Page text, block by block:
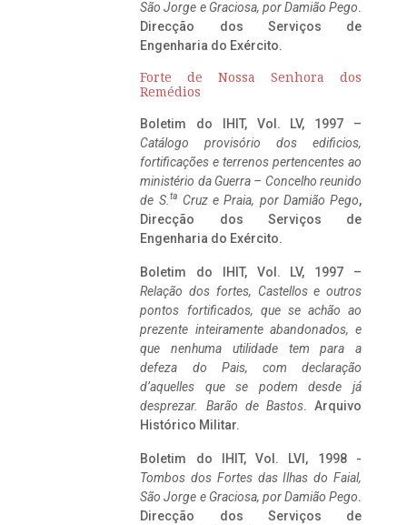
São Jorge e Graciosa, por Damião Pego.
Direcção dos Serviços de
Engenharia do Exército.
Forte de Nossa Senhora dos
Remédios
Boletim do IHIT, Vol. LV, 1997 –
Catálogo provisório dos edificios,
fortificações e terrenos pertencentes ao
ministério da Guerra – Concelho reunido
de S. ta Cruz e Praia, por Damião Pego,
Direcção dos Serviços de
Engenharia do Exército.
Boletim do IHIT, Vol. LV, 1997 –
Relação dos fortes, Castellos e outros
pontos fortificados, que se achão ao
prezente inteiramente abandonados, e
que nenhuma utilidade tem para a
defeza do Pais, com declaração
d’aquelles que se podem desde já
desprezar. Barão de Bastos. Arquivo
Histórico Militar.
Boletim do IHIT, Vol. LVI, 1998 -
Tombos dos Fortes das Ilhas do Faial,
São Jorge e Graciosa, por Damião Pego.
Direcção dos Serviços de